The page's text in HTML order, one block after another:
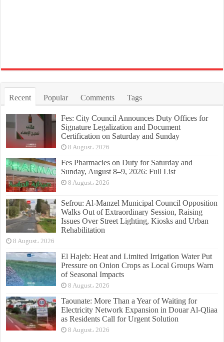
Recent Popular Comments Tags
Fes: City Council Announces Duty Offices for
Signature Legalization and Document
Certification on Saturday and Sunday
8 August، 2026
Fes Pharmacies on Duty for Saturday and
Sunday, August 8–9, 2026: Full List
8 August، 2026
Sefrou: Al-Manzel Municipal Council Opposition
Walks Out of Extraordinary Session, Raising
Issues Over Street Lighting, Kiosks and Urban
Rehabilitation
8 August، 2026
El Hajeb: Heat and Limited Irrigation Water Put
Pressure on Onion Crops as Local Groups Warn
of Seasonal Impacts
8 August، 2026
Taounate: More Than a Year of Waiting for
Electricity Network Expansion in Douar Al-Qliaa
as Residents Call for Urgent Solution
8 August، 2026